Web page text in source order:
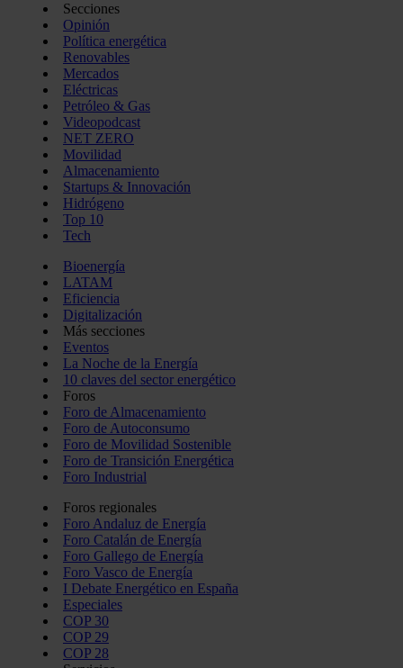
Secciones
Opinión
Política energética
Renovables
Mercados
Eléctricas
Petróleo & Gas
Videopodcast
NET ZERO
Movilidad
Almacenamiento
Startups & Innovación
Hidrógeno
Top 10
Tech
Bioenergía
LATAM
Eficiencia
Digitalización
Más secciones
Eventos
La Noche de la Energía
10 claves del sector energético
Foros
Foro de Almacenamiento
Foro de Autoconsumo
Foro de Movilidad Sostenible
Foro de Transición Energética
Foro Industrial
Foros regionales
Foro Andaluz de Energía
Foro Catalán de Energía
Foro Gallego de Energía
Foro Vasco de Energía
I Debate Energético en España
Especiales
COP 30
COP 29
COP 28